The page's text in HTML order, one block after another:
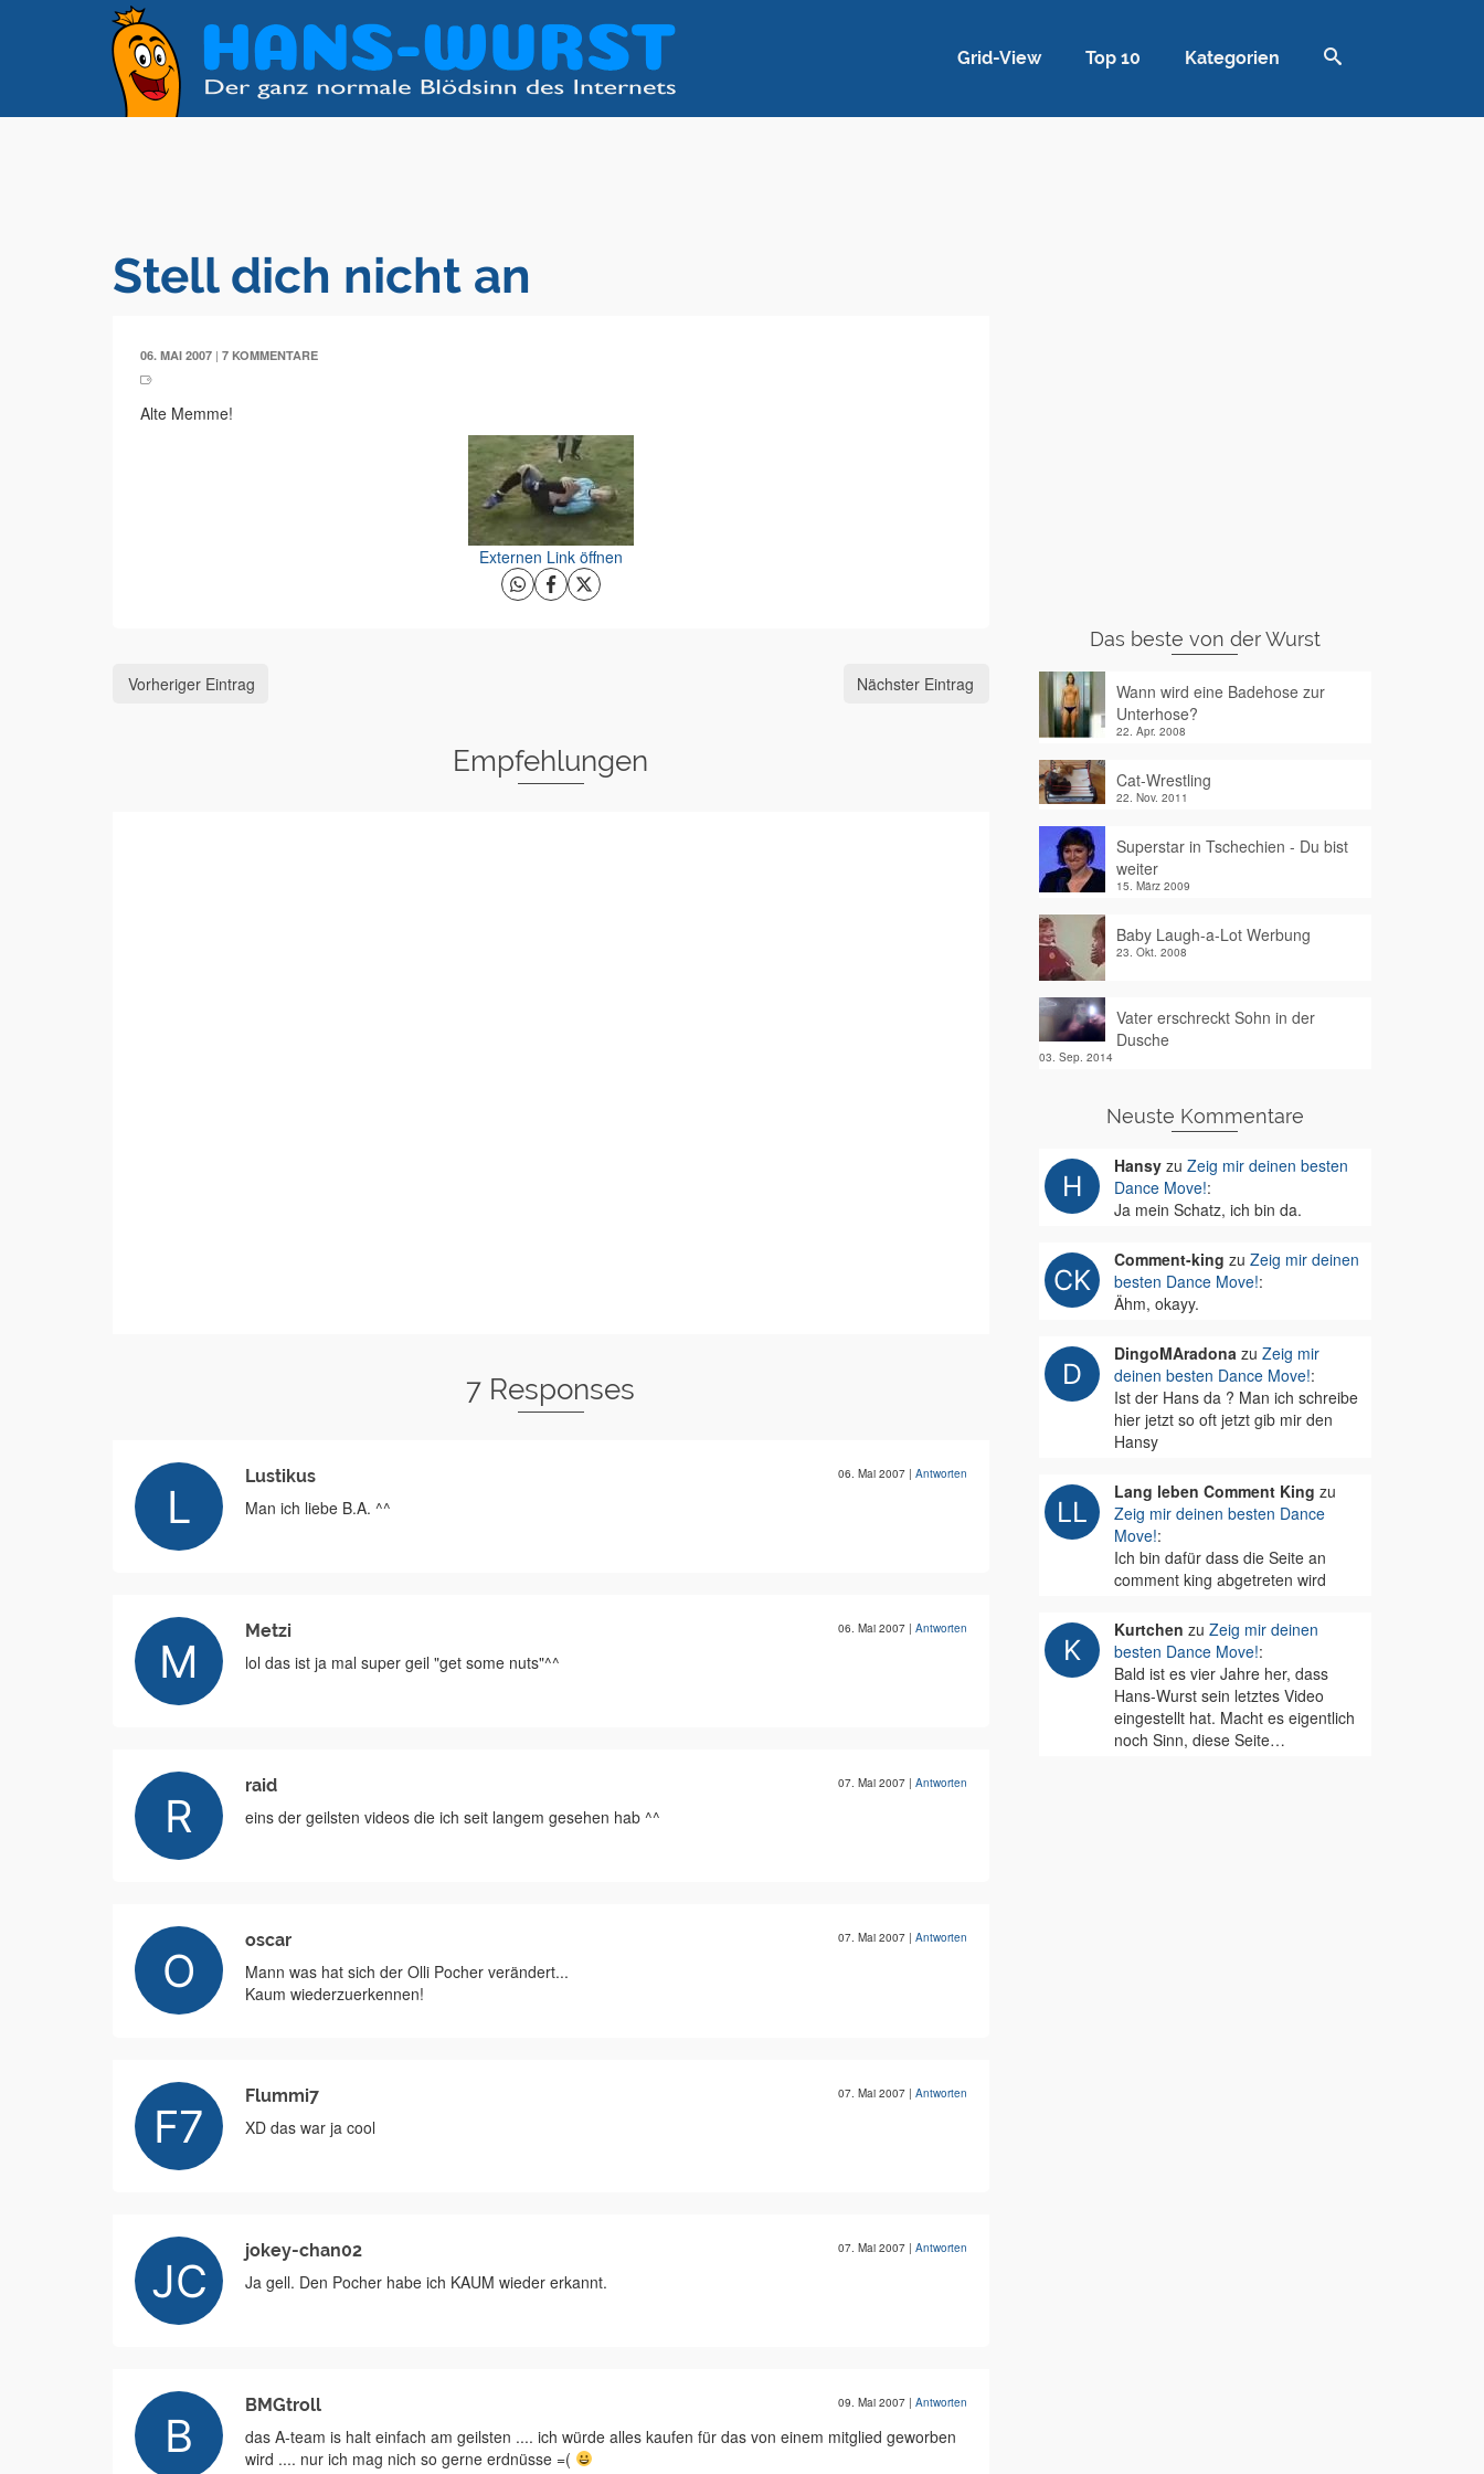
Grid-View Top 10 Kategorien
Stell dich nicht an
06. MAI 2007 | 7 KOMMENTARE
Alte Memme!
Externen Link öffnen
Vorheriger Eintrag Nächster Eintrag
Empfehlungen
7 Responses
Lustikus 06. Mai 2007 | Antworten
Man ich liebe B.A. ^^
Metzi 06. Mai 2007 | Antworten
lol das ist ja mal super geil "get some nuts"^^
raid 07. Mai 2007 | Antworten
eins der geilsten videos die ich seit langem gesehen hab ^^
oscar 07. Mai 2007 | Antworten
Mann was hat sich der Olli Pocher verändert...
Kaum wiederzuerkennen!
Flummi7 07. Mai 2007 | Antworten
XD das war ja cool
jokey-chan02 07. Mai 2007 | Antworten
Ja gell. Den Pocher habe ich KAUM wieder erkannt.
BMGtroll 09. Mai 2007 | Antworten
das A-team is halt einfach am geilsten .... ich würde alles kaufen für das von einem mitglied geworben
wird .... nur ich mag nich so gerne erdnüsse =(
Das beste von der Wurst
Wann wird eine Badehose zur
Unterhose?
22. Apr. 2008
Cat-Wrestling
22. Nov. 2011
Superstar in Tschechien - Du bist
weiter
15. März 2009
Baby Laugh-a-Lot Werbung
23. Okt. 2008
Vater erschreckt Sohn in der
Dusche
03. Sep. 2014
Neuste Kommentare
Hansyzu Zeig mir deinen besten
Dance Move!:
Ja mein Schatz, ich bin da.
Comment-king zu Zeig mir deinen
besten Dance Move!:
Ähm, okayy.
DingoMAradonazu Zeig mir
deinen besten Dance Move!:
Ist der Hans da ? Man ich schreibe
hier jetzt so oft jetzt gib mir den
Hansy
Lang leben Comment King zu
Zeig mir deinen besten Dance
Move!:
Ich bin dafür dass die Seite an
comment king abgetreten wird
Kurtchen zu Zeig mir deinen
besten Dance Move!:
Bald ist es vier Jahre her, dass
Hans-Wurst sein letztes Video
eingestellt hat. Macht es eigentlich
noch Sinn, diese Seite…